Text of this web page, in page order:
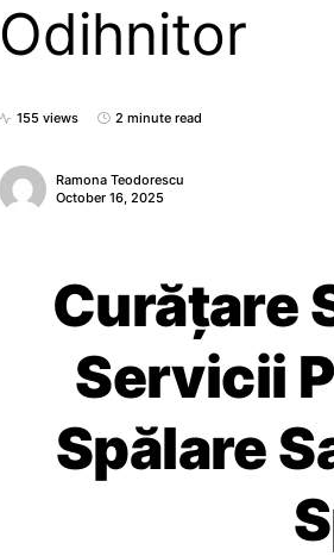
Odihnitor
155 views 2 minute read
Ramona Teodorescu
October 16, 2025
Curățare
Servicii
Spălare